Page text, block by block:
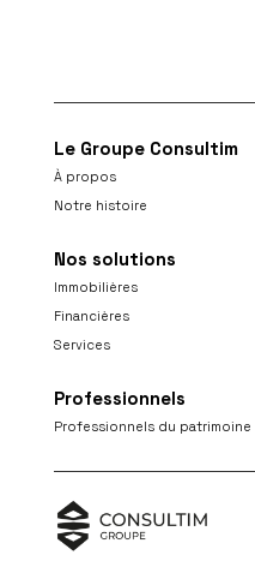
Le Groupe Consultim
À propos
Notre histoire
Nos solutions
Immobilières
Financières
Services
Professionnels
Professionnels du patrimoine